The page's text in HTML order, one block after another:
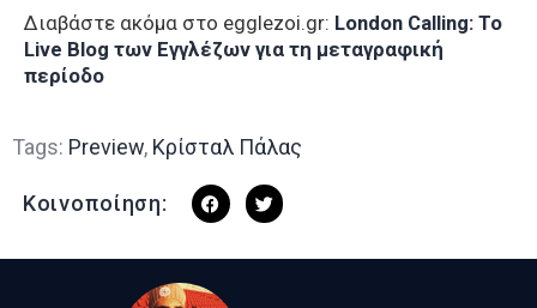
Διαβάστε ακόμα στο egglezoi.gr: London Calling: To
Live Blog των Εγγλέζων για τη μεταγραφική
περίοδο
Tags: Preview, Κρίσταλ Πάλας
Κοινοποίηση: